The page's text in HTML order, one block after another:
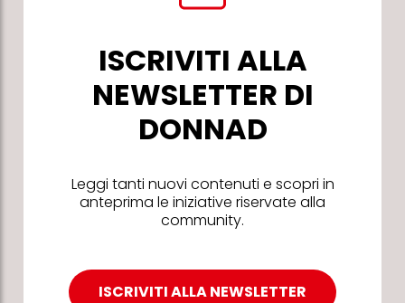
ISCRIVITI ALLA
NEWSLETTER DI
DONNAD
Leggi tanti nuovi contenuti e scopri in
anteprima le iniziative riservate alla
community.
ISCRIVITI ALLA NEWSLETTER